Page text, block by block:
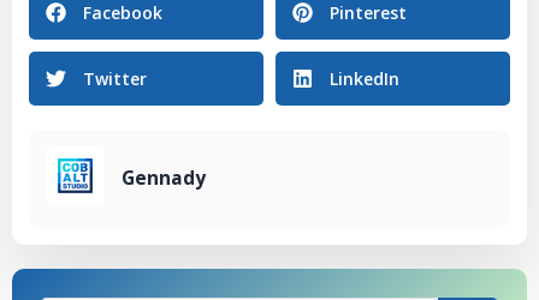
Facebook Pinterest
Twitter LinkedIn
Gennady